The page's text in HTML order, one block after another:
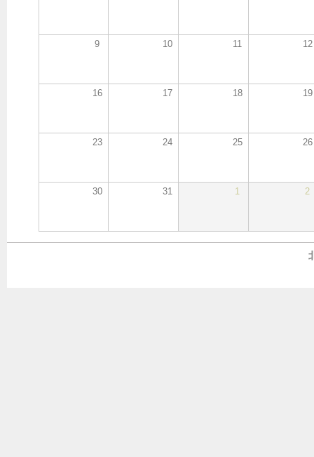
9 10 11 12
16 17 18 19
23 24 25 26
30 31 1 2